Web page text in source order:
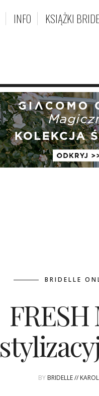
INFO KSIĄŻKI
BRIDELLE
BY BRIDELLE //